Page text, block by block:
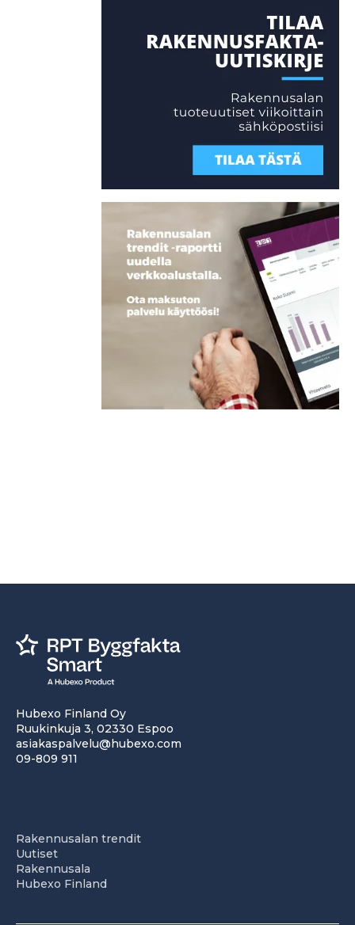
Hubexo Finland Oy
Ruukinkuja 3, 02330 Espoo
asiakaspalvelu@hubexo.com
09-809 911
Rakennusalan trendit
Uutiset
Rakennusala
Hubexo Finland